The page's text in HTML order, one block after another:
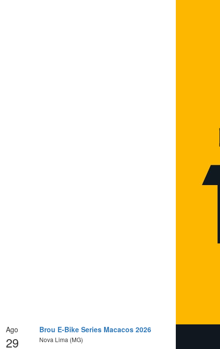
Ago
29
Brou E-Bike Series Macacos 2026
Nova Lima (MG)